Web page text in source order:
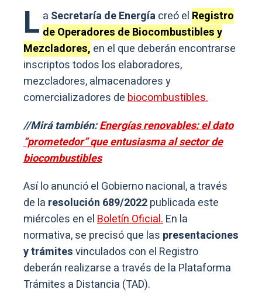
L a Secretaría de Energíacreó el Registro
de Operadores de Biocombustibles y
Mezcladores, en el que deberán encontrarse
inscriptos todos los elaboradores,
mezcladores, almacenadores y
comercializadores debiocombustibles.
//Mirá también:Energías renovables: el dato
“prometedor” que entusiasma al sector de
biocombustibles
Así lo anunció el Gobierno nacional, a través
de la resolución 689/2022publicada este
miércoles en elBoletín Oficial.En la
normativa, se precisó que las presentaciones
y trámitesvinculados con el Registro
deberán realizarse a través de la Plataforma
Trámites a Distancia (TAD).